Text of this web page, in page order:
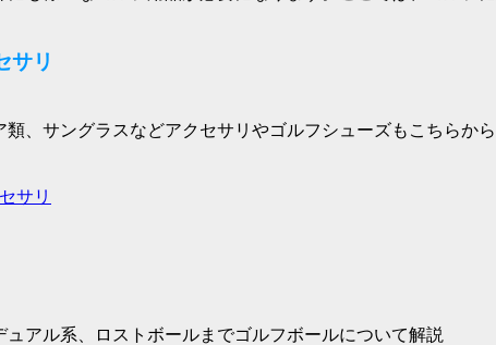
サリ
、サングラスなどアクセサリやゴルフシューズもこちらから
サリ
アル系、ロストボールまでゴルフボールについて解説